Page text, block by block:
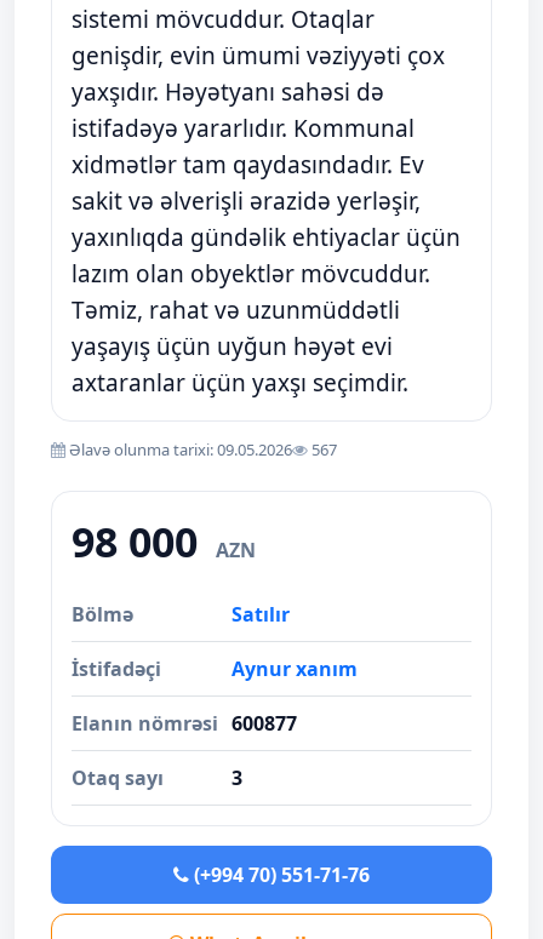
sistemi mövcuddur. Otaqlar
genişdir, evin ümumi vəziyyəti çox
yaxşıdır. Həyətyanı sahəsi də
istifadəyə yararlıdır. Kommunal
xidmətlər tam qaydasındadır. Ev
sakit və əlverişli ərazidə yerləşir,
yaxınlıqda gündəlik ehtiyaclar üçün
lazım olan obyektlər mövcuddur.
Təmiz, rahat və uzunmüddətli
yaşayış üçün uyğun həyət evi
axtaranlar üçün yaxşı seçimdir.
Əlavə olunma tarixi: 09.05.2026 567
98 000 AZN
Bölmə Satılır
İstifadəçi Aynur xanım
Elanın nömrəsi 600877
Otaq sayı 3
(+994 70) 551-71-76